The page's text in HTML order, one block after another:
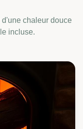
chaleur douce
incluse.